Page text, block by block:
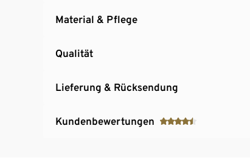
Material & Pflege
Qualität
Lieferung & Rücksendung
Kundenbewertungen